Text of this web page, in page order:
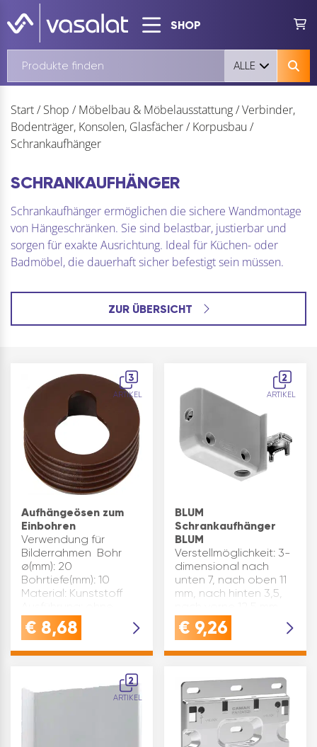
SHOP
ALLE
Start/ Shop / Möbelbau & Möbelausstattung/Verbinder,
Bodenträger, Konsolen, Glasfächer/ Korpusbau /
Schrankaufhänger
SCHRANKAUFHÄNGER
Schrankaufhänger ermöglichen die sichere Wandmontage
von Hängeschränken. Sie sind belastbar, justierbar und
sorgen für exakte Ausrichtung. Ideal für Küchen- oder
Badmöbel, die dauerhaft sicher befestigt sein müssen.
ZUR ÜBERSICHT
3
ARTIKEL
Aufhängeösen zum
Einbohren
Verwendung für
Bilderrahmen Bohr
ø(mm): 20
Bohrtiefe(mm): 10
Material: Kunststoff
Anschraublöcher
Oberfläche: braun
100
€ 8,68
2
ARTIKEL
BLUM
Schrankaufhänger
BLUM
Verstellmöglichkeit: 3-
dimensional nach
unten 7, nach oben 11
mm, nach hinten 3,5,
Hinweis:Belastbarkeit
130 kg/Paar nach DIN
A). Material:
€ 9,26
2
ARTIKEL